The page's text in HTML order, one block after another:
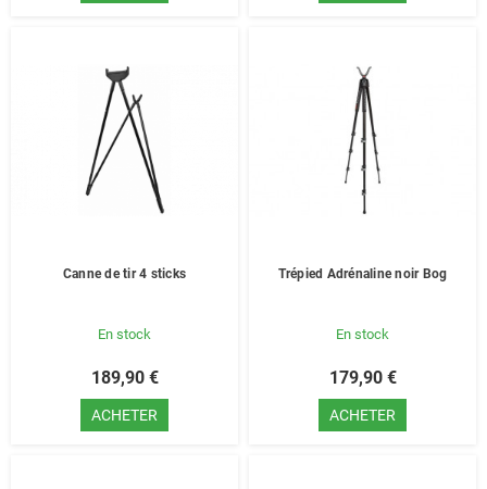
Canne de tir 4 sticks
En stock
189,90 €
ACHETER
Trépied Adrénaline noir Bog
En stock
179,90 €
ACHETER